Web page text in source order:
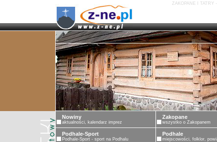
ZAKOPANE I TATRY
ZAKOPANE -
Nowiny
aktualności, kalendarz imprez
Zakopane
wszystko o Zakopanem
Podhale-Sport
Podhale-Sport - sport na Podhalu
Podhale
miejscowości, folklor,